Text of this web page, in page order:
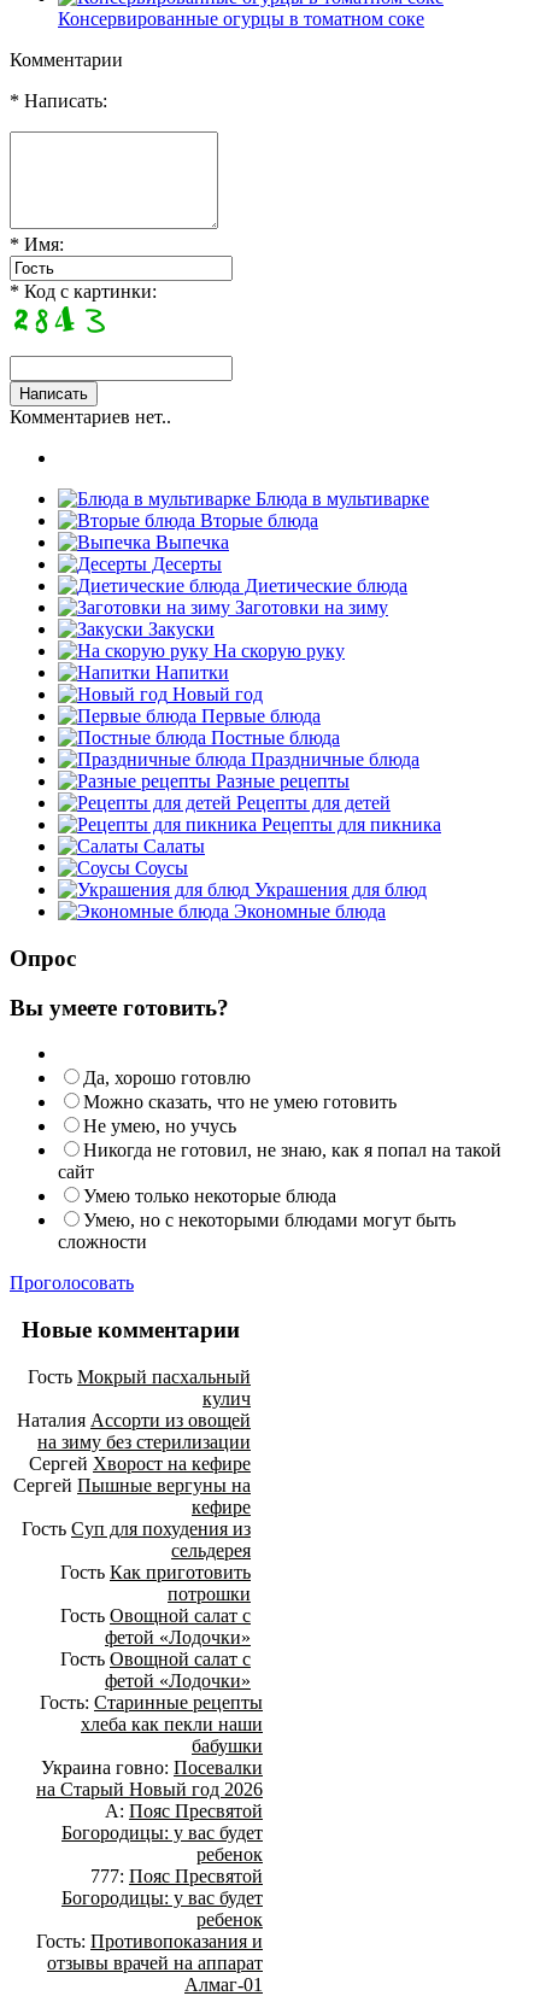
Консервированные огурцы в томатном соке
Комментарии
* Написать:
* Имя:
* Код с картинки:
Комментариев нет..
Блюда в мультиварке
Вторые блюда
Выпечка
Десерты
Диетические блюда
Заготовки на зиму
Закуски
На скорую руку
Напитки
Новый год
Первые блюда
Постные блюда
Праздничные блюда
Разные рецепты
Рецепты для детей
Рецепты для пикника
Салаты
Соусы
Украшения для блюд
Экономные блюда
Опрос
Вы умеете готовить?
Да, хорошо готовлю
Можно сказать, что не умею готовить
Не умею, но учусь
Никогда не готовил, не знаю, как я попал на такой
сайт
Умею только некоторые блюда
Умею, но с некоторыми блюдами могут быть
сложности
Проголосовать
Новые комментарии
Гость Мокрый пасхальный
кулич
Наталия Ассорти из овощей
на зиму без стерилизации
Сергей Хворост на кефире
Сергей Пышные вергуны на
кефире
Гость Суп для похудения из
сельдерея
Гость Как приготовить
потрошки
Гость Овощной салат с
фетой «Лодочки»
Гость Овощной салат с
фетой «Лодочки»
Гость: Старинные рецепты
хлеба как пекли наши
бабушки
Украина говно: Посевалки
на Старый Новый год 2026
А: Пояс Пресвятой
Богородицы: у вас будет
ребенок
777: Пояс Пресвятой
Богородицы: у вас будет
ребенок
Гость: Противопоказания и
отзывы врачей на аппарат
Алмаг-01